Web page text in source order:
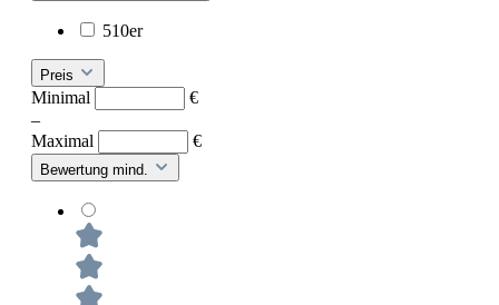
510er
Preis
Minimal
€
–
Maximal
€
Bewertung mind.